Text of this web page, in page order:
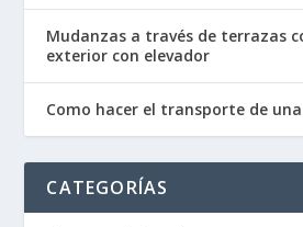
Mudanzas a través de terrazas
exterior con elevador
Como hacer el transporte de
CATEGORÍAS